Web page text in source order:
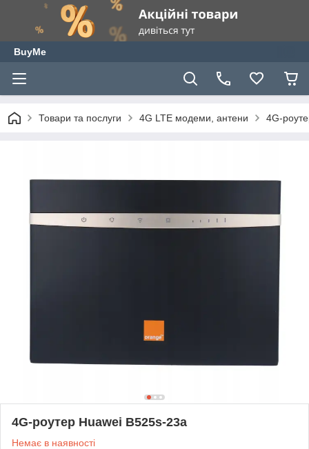
BuyMe
Товари та послуги 4G LTE модеми, антени 4G-
4G-роутер Huawei B525s-23a
Немає в наявності